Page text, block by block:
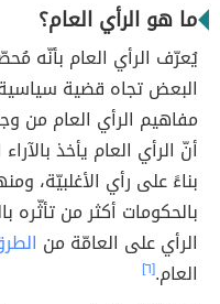
ما هو الرأي العام؟
يُعرّف الرأي العام بأنّه
البعض تجاه قضية
مفاهيم الرأي العام من
أنّ الرأي العام يأخذ
بناءً على رأي الأغلبيّة،
بالحكومات أكثر من تأثّره
الرأي على العامّة من
العام.[٦]